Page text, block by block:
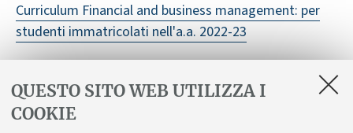
QUESTO SITO WEB UTILIZZA I
COOKIE
Curriculum Financial and business management: per
studenti immatricolati nell'a.a. 2022-23